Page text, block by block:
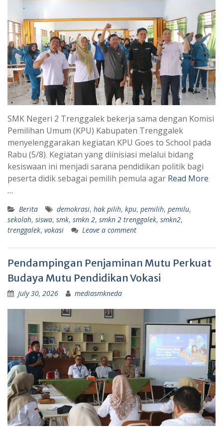
SMK Negeri 2 Trenggalek bekerja sama dengan Komisi
Pemilihan Umum (KPU) Kabupaten Trenggalek
menyelenggarakan kegiatan KPU Goes to School pada
Rabu (5/8). Kegiatan yang diinisiasi melalui bidang
kesiswaan ini menjadi sarana pendidikan politik bagi
peserta didik sebagai pemilih pemula agar Read More
…
Berita demokrasi, hak pilih, kpu, pemilih, pemilu,
sekolah, siswa, smk, smkn 2, smkn 2 trenggalek, smkn2,
trenggalek, vokasi Leave a comment
Pendampingan Penjaminan Mutu Perkuat
Budaya Mutu Pendidikan Vokasi
July 30, 2026 mediasmkneda